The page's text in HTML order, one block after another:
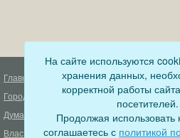
Главная
Город
Дума
Власть
На сайте используются
хранения данных,
корректной работы
посетителей.
Продолжая
соглашаетесь с политикой